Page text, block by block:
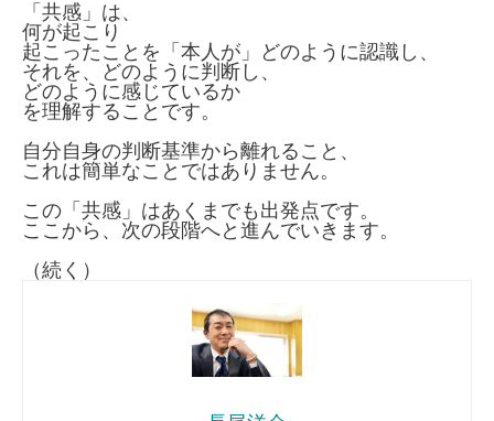
「共感」は、
何が起こり
起こったことを「本人が」どのように認識し、
それを、どのように判断し、
どのように感じているか
を理解することです。
自分自身の判断基準から離れること、
これは簡単なことではありません。
この「共感」はあくまでも出発点です。
ここから、次の段階へと進んでいきます。
（続く）